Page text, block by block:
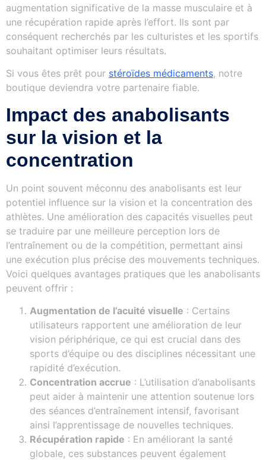
augmentation significative de la masse musculaire et à
une récupération rapide après l’effort. Ils sont par
conséquent recherchés par les culturistes et les sportifs
souhaitant optimiser leurs résultats.
Si vous êtes prêt pour stéroïdes médicaments, notre
boutique deviendra votre partenaire fiable.
Impact des anabolisants
sur la vision et la
concentration
Un point souvent méconnu des anabolisants est leur
potentiel influence sur la vision et la concentration des
athlètes. Une amélioration des capacités visuelles peut
se traduire par une meilleure perception lors de
l’entraînement ou de la compétition, permettant ainsi
une exécution plus précise des mouvements techniques.
Voici quelques avantages pratiques que les anabolisants
peuvent offrir :
Augmentation de l’acuité visuelle : Certains
utilisateurs rapportent une amélioration de leur
vision périphérique, ce qui est crucial dans des
sports d’équipe ou des disciplines nécessitant une
rapidité d’exécution.
Concentration accrue : L’utilisation d’anabolisants
peut aider à maintenir une attention soutenue lors
des séances d’entraînement intensif, favorisant
ainsi l’apprentissage de nouvelles techniques.
Récupération rapide : En améliorant la santé
globale, ces substances peuvent également